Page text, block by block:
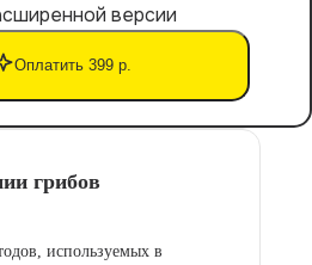
версии
Оплатить 399 р.
грибов
используемых в